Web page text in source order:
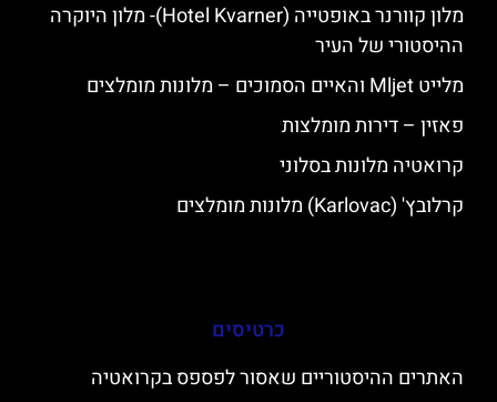
מלון קוורנר באופטייה (Hotel Kvarner)- מלון היוקרה
ההיסטורי של העיר
מלייט Mljet והאיים הסמוכים – מלונות מומלצים
פאזין – דירות מומלצות
קרואטיה מלונות בסלוני
קרלובץ' (Karlovac) מלונות מומלצים
כרטיסים
האתרים ההיסטוריים שאסור לפספס בקרואטיה